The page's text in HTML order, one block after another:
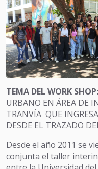
TEMA DEL WORK SHOP:
URBANO EN ÁREA DE
TRANVÍA QUE
DESDE EL TRAZADO
Desde el año 2011 se
conjunta el taller